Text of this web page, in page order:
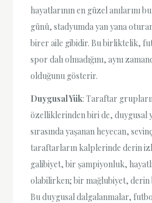
hayatlarının en güzel anılarını
günü, stadyumda yan yana
birer aile gibidir. Bu birliktelik,
spor dalı olmadığını, aynı
olduğunu gösterir.
Duygusal Yük: Taraftar
özelliklerinden biri de, duygusal
sırasında yaşanan heyecan,
taraftarların kalplerinde derin
galibiyet, bir şampiyonluk,
olabilirken; bir mağlubiyet,
Bu duygusal dalgalanmalar,